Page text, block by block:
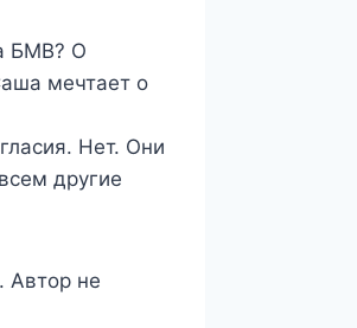
БМВ? О
мечтает о
Нет. Они
другие
Автор не